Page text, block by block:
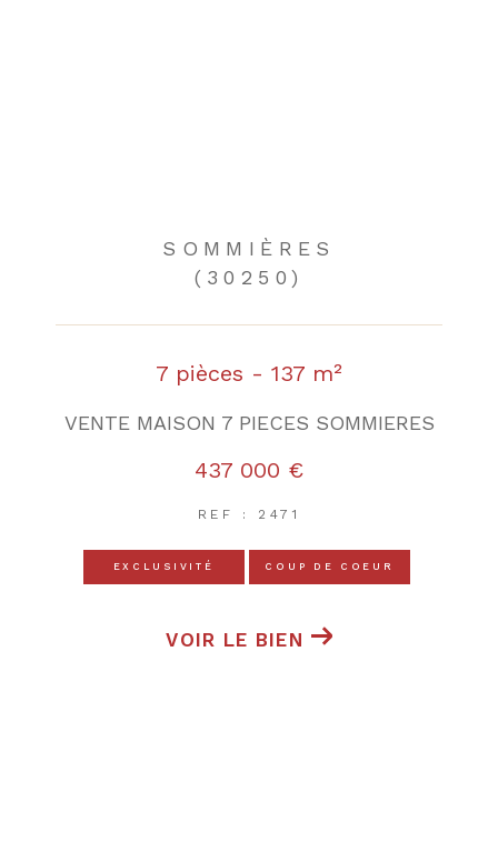
SOMMIÈRES
(30250)
7 pièces - 137 m²
VENTE MAISON 7 PIECES SOMMIERES
437 000 €
REF : 2471
EXCLUSIVITÉ COUP DE COEUR
VOIR LE BIEN